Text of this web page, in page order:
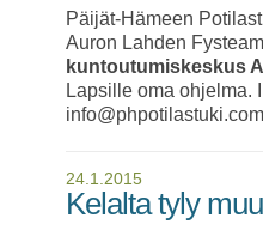
Päijät-Hämeen
Auron Lahden
kuntoutumiskeskus
Lapsille oma ohjelma.
24.1.2015
Kelalta tyly